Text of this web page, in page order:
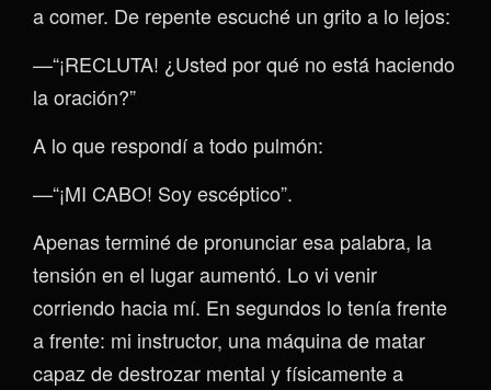
a comer. De repente escuché un grito a lo lejos:
—“¡RECLUTA! ¿Usted por qué no está haciendo
la oración?”
A lo que respondí a todo pulmón:
—“¡MI CABO! Soy escéptico”.
Apenas terminé de pronunciar esa palabra, la
tensión en el lugar aumentó. Lo vi venir
corriendo hacia mí. En segundos lo tenía frente
a frente: mi instructor, una máquina de matar
capaz de destrozar mental y físicamente a